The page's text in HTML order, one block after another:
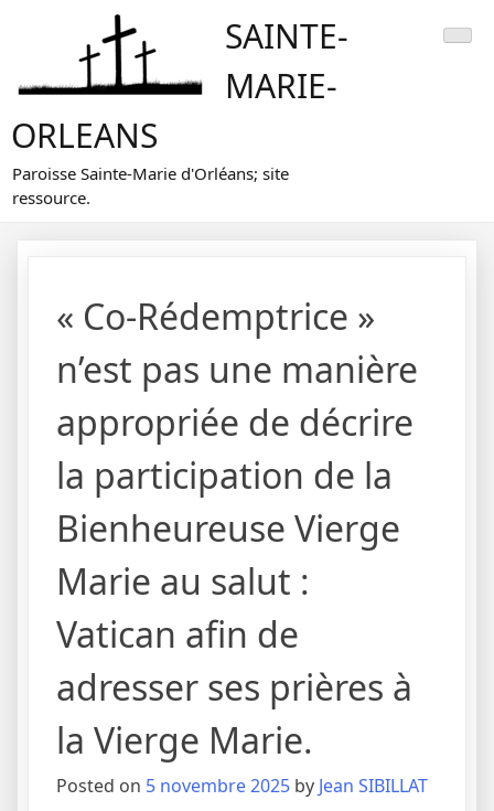
SAINTE-
MARIE-
ORLEANS
Paroisse Sainte-Marie d'Orléans; site
ressource.
« Co-Rédemptrice »
n’est pas une manière
appropriée de décrire
la participation de la
Bienheureuse Vierge
Marie au salut :
Vatican afin de
adresser ses prières à
la Vierge Marie.
Posted on 5 novembre 2025 by Jean SIBILLAT